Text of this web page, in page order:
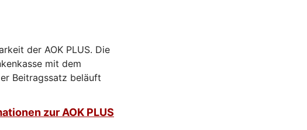
der AOK PLUS. Die
mit dem
Beitragssatz beläuft
zur AOK PLUS